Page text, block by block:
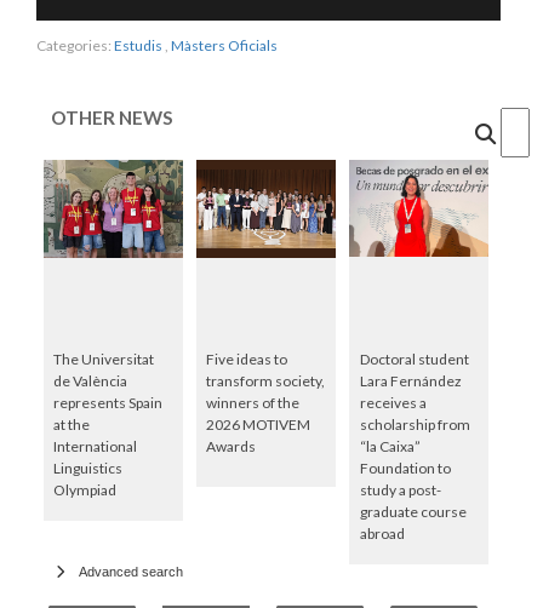
Categories: Estudis , Màsters Oficials
OTHER NEWS
The Universitat
de València
represents Spain
at the
International
Linguistics
Olympiad
Five ideas to
transform society,
winners of the
2026 MOTIVEM
Awards
Doctoral student
Lara Fernández
receives a
scholarship from
“la Caixa”
Foundation to
study a post-
graduate course
abroad
Advanced search